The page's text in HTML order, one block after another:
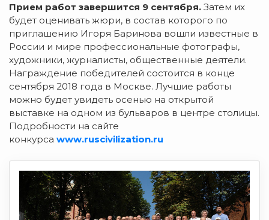
Прием работ завершится 9 сентября. Затем их
будет оценивать жюри, в состав которого по
приглашению Игоря Баринова вошли известные в
России и мире профессиональные фотографы,
художники, журналисты, общественные деятели.
Награждение победителей состоится в конце
сентября 2018 года в Москве. Лучшие работы
можно будет увидеть осенью на открытой
выставке на одном из бульваров в центре столицы.
Подробности на сайте
конкурса www.ruscivilization.ru